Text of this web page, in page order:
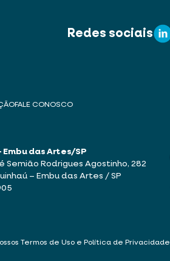
Redes sociais
FALE CONOSCO
Embu das Artes/SP
Semião Rodrigues Agostinho, 282
– Embu das Artes / SP
Termos de Uso e Política de Privacidade